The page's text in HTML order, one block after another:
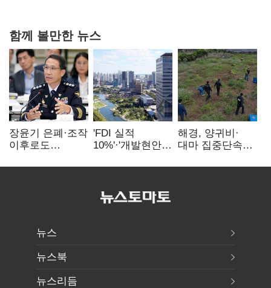
함께 볼만한 뉴스
장윤기 은폐·조작
이후로도
내부비위…경찰
'FDI 실적
10%'·'개발현안
인천경제청장
해경, 양귀비·
대마 집중단속…
249명 검거
뉴스
뉴스북
뉴스리듬